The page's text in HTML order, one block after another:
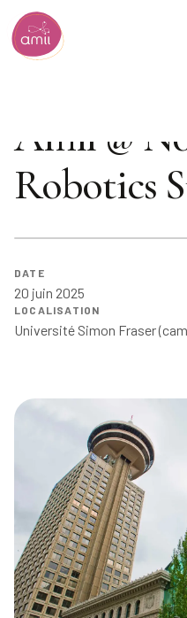
Institut de l'intelligence
Amii @
Robotics
DATE
20 juin 2025
LOCALISATION
Université Simon Fraser